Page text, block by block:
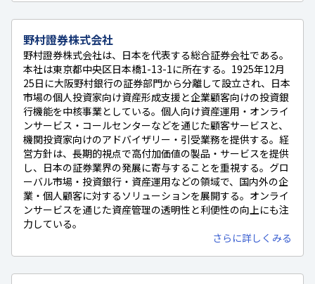
野村證券株式会社
野村證券株式会社は、日本を代表する総合証券会社である。
本社は東京都中央区日本橋1-13-1に所在する。1925年12月
25日に大阪野村銀行の証券部門から分離して設立され、日本
市場の個人投資家向け資産形成支援と企業顧客向けの投資銀
行機能を中核事業としている。個人向け資産運用・オンライ
ンサービス・コールセンターなどを通じた顧客サービスと、
機関投資家向けのアドバイザリー・引受業務を提供する。経
営方針は、長期的視点で高付加価値の製品・サービスを提供
し、日本の証券業界の発展に寄与することを重視する。グロ
ーバル市場・投資銀行・資産運用などの領域で、国内外の企
業・個人顧客に対するソリューションを展開する。オンライ
ンサービスを通じた資産管理の透明性と利便性の向上にも注
力している。
さらに詳しくみる